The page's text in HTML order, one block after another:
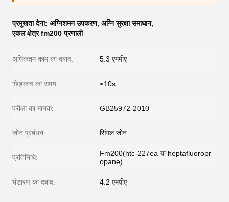
प्रमुखता देना: अग्निशमन उपकरण, अग्नि सुरक्षा समाधान,
एकल क्षेत्र fm200 प्रणाली
अधिकतम काम का दबाव: 5.3 एमपीए
छिड़काव का समय: ≤10s
परीक्षा का मानक: GB25972-2010
जोन प्रबंधन: सिंगल जोन
प्रतिनिधि:
Fm200(htc-227ea या heptafluoropr
opane)
भंडारण का दबाव: 4.2 एमपीए